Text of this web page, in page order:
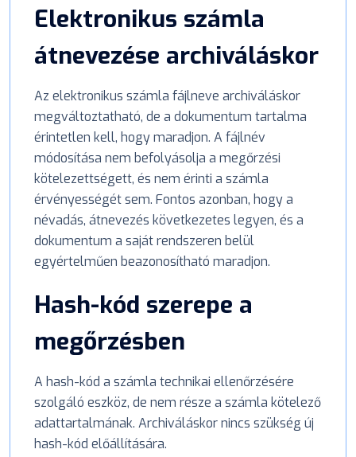
Elektronikus számla
átnevezése archiváláskor
Az elektronikus számla fájlneve archiváláskor
megváltoztatható, de a dokumentum tartalma
érintetlen kell, hogy maradjon. A fájlnév
módosítása nem befolyásolja a megőrzési
kötelezettségett, és nem érinti a számla
érvényességét sem. Fontos azonban, hogy a
névadás, átnevezés következetes legyen, és a
dokumentum a saját rendszeren belül
egyértelműen beazonosítható maradjon.
Hash-kód szerepe a
megőrzésben
A hash-kód a számla technikai ellenőrzésére
szolgáló eszköz, de nem része a számla kötelező
adattartalmának. Archiváláskor nincs szükség új
hash-kód előállítására.